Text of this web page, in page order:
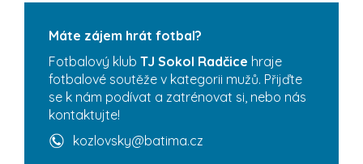
Máte zájem hrát fotbal?
Fotbalový klub TJ Sokol Radčice hraje
fotbalové soutěže v kategorii mužů. Přijďte
se k nám podívat a zatrénovat si, nebo nás
kontaktujte!
kozlovsky@batima.cz